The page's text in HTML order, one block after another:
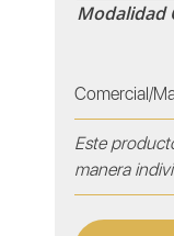
Modalidad
Comercial/
Este
manera